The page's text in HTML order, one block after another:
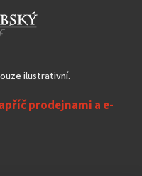
ilustrativní.
prodejnami a e-